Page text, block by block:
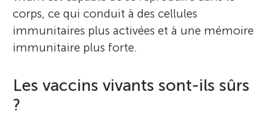
Je suis une chercheuse en début de carrière
à l’Université de Bristol qui s’intéresse aux
Mica Roan Tolosa-Wright
Je suis coordinatrice d’étude junior et
du public (PPI) et de l’engagement du
Je travaille à l’Imperial College London, au
Royaume-Uni. Je trouve fascinant un large
corps, ce qui conduit à des cellules
immunitaires plus activées et à une mémoire
immunitaire plus forte.
Les vaccins vivants sont-ils sûrs
?